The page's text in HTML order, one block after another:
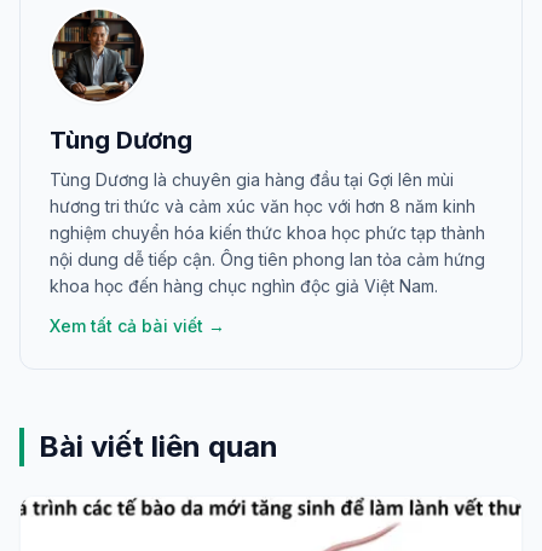
Tùng Dương
Tùng Dương là chuyên gia hàng đầu tại Gợi lên mùi
hương tri thức và cảm xúc văn học với hơn 8 năm kinh
nghiệm chuyển hóa kiến thức khoa học phức tạp thành
nội dung dễ tiếp cận. Ông tiên phong lan tỏa cảm hứng
khoa học đến hàng chục nghìn độc giả Việt Nam.
Xem tất cả bài viết →
Bài viết liên quan